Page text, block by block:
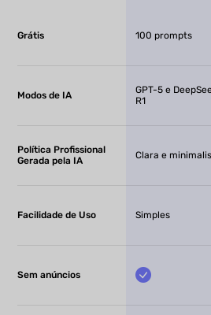
Grátis 100 prompts
Modos de IA
GPT-5 e
R1
Política Profissional
Gerada pela IA
Clara e
Facilidade de Uso Simples
Sem anúncios